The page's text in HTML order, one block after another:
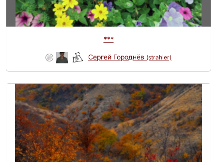
***
Сергей Городнёв (strahler)